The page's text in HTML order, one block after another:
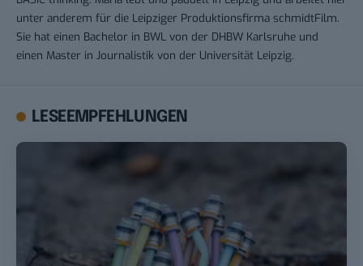
unter anderem für die Leipziger Produktionsfirma schmidtFilm.
Sie hat einen Bachelor in BWL von der DHBW Karlsruhe und
einen Master in Journalistik von der Universität Leipzig.
LESEEMPFEHLUNGEN